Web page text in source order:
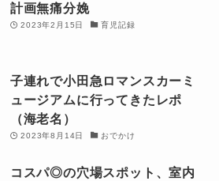
計画無痛分娩
2023年2月15日 育児記録
子連れで小田急ロマンスカーミ
ュージアムに行ってきたレポ
（海老名）
2023年8月14日 おでかけ
コスパ◎の穴場スポット、室内